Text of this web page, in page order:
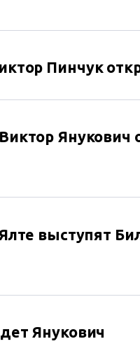
Пинчук
выступят
Янукович